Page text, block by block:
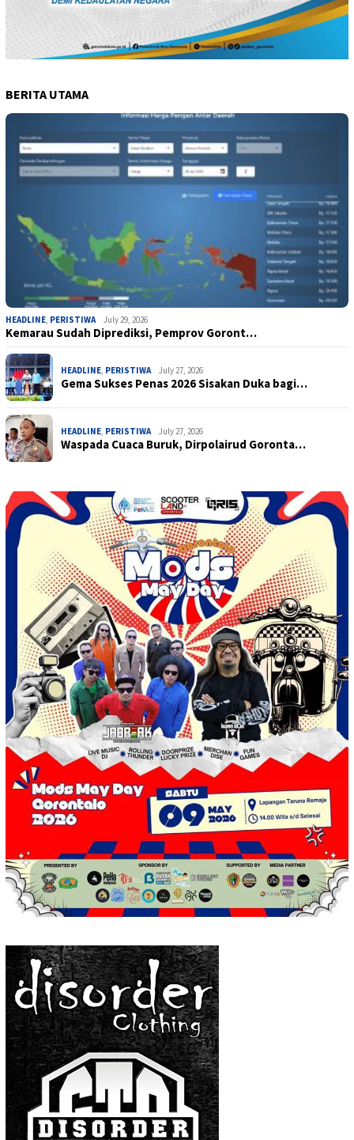
BERITA UTAMA
HEADLINE, PERISTIWA July 29, 2026
Kemarau Sudah Diprediksi, Pemprov Goront…
HEADLINE, PERISTIWA July 27, 2026
Gema Sukses Penas 2026 Sisakan Duka bagi…
HEADLINE, PERISTIWA July 27, 2026
Waspada Cuaca Buruk, Dirpolairud Goronta…